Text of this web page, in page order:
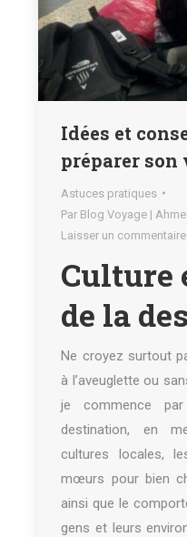
Idées et
préparer son
Astuces pratiques
Par Blog Voyage |
Laisser un commentaire
Culture
de la
Ne croyez surtout
à l’aveuglette ou
je commence
destination, en
cultures locales,
mœurs pour bien
ainsi que le
gens et leurs